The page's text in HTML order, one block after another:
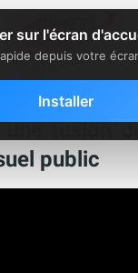
:
fusion
public
sur l'écran
depuis votre
Installer